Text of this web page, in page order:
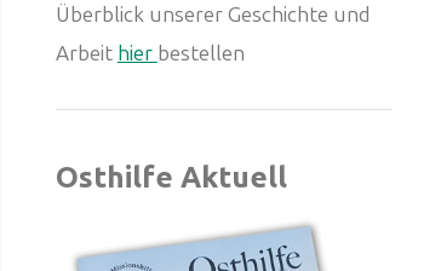
Überblick unserer Geschichte und
Arbeit hier bestellen
Osthilfe Aktuell